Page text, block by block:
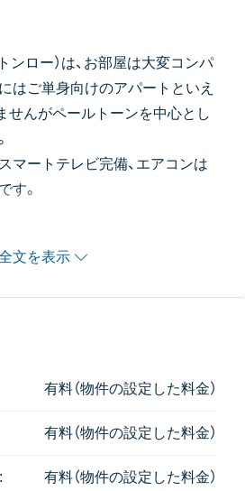
ンロー）は、お部屋は大変コンパ
はご単身向けのアパートといえ
せんがペールトーンを中心とし
マートテレビ完備、エアコンは
す。
ですので少ししか開きません。
文を表示
有料（物件の設定した料金）
有料（物件の設定した料金）
有料（物件の設定した料金）